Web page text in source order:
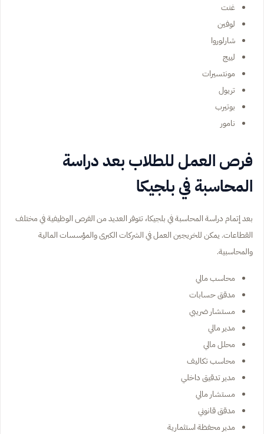
غنت
لوفين
شارلوروا
لييج
مونتسيرات
تريول
بوتيرب
نامور
فرص العمل للطلاب بعد دراسة
المحاسبة في بلجيكا
بعد إتمام دراسة المحاسبة في بلجيكا، تتوفر العديد من الفرص الوظيفية في مختلف
القطاعات. يمكن للخريجين العمل في الشركات الكبرى والمؤسسات المالية
والمحاسبية.
محاسب مالي
مدقق حسابات
مستشار ضريبي
مدير مالي
محلل مالي
محاسب تكاليف
مدير تدقيق داخلي
مستشار مالي
مدقق قانوني
مدير محفظة استثمارية